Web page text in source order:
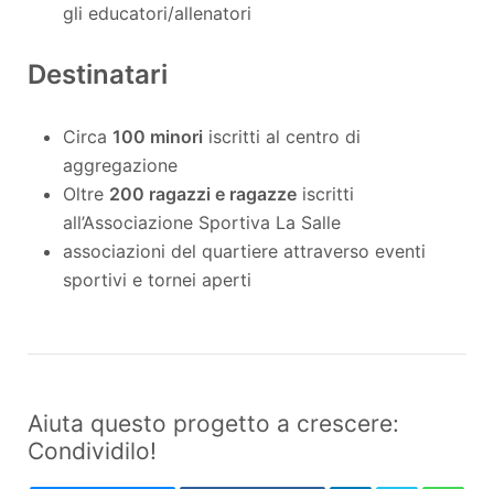
gli educatori/allenatori
Destinatari
Circa 100 minori iscritti al centro di
aggregazione
Oltre 200 ragazzi e ragazze iscritti
all’Associazione Sportiva La Salle
associazioni del quartiere attraverso eventi
sportivi e tornei aperti
Aiuta questo progetto a crescere:
Condividilo!